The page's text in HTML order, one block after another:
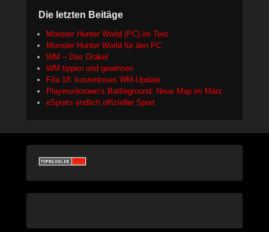
Die letzten Beitäge
Monster Hunter World (PC) im Test
Monster Hunter World für den PC
WM – Das Orakel
WM tippen und gewinnen
Fifa 18: kostenloses WM-Update
Playerunknown’s Battleground: Neue Map im März
eSports endlich offizieller Sport